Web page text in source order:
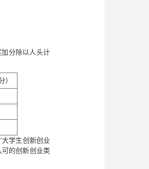
分除以人头计
）
大学生创新创业
的创新创业类